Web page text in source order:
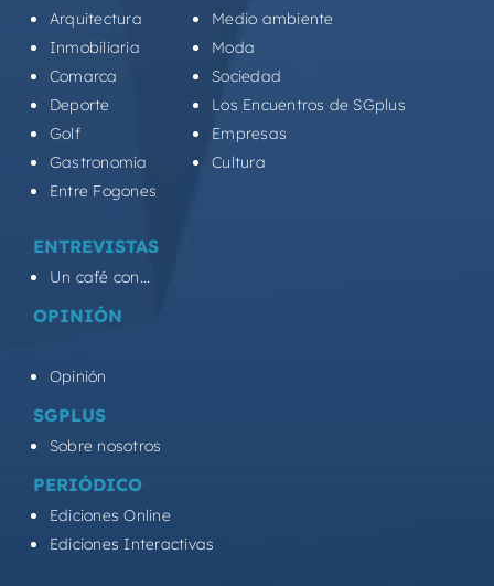
Arquitectura
Inmobiliaria
Comarca
Deporte
Golf
Gastronomía
Entre Fogones
Medio ambiente
Moda
Sociedad
Los Encuentros de SGplus
Empresas
Cultura
ENTREVISTAS
Un café con...
OPINIÓN
Opinión
SGPLUS
Sobre nosotros
PERIÓDICO
Ediciones Online
Ediciones Interactivas